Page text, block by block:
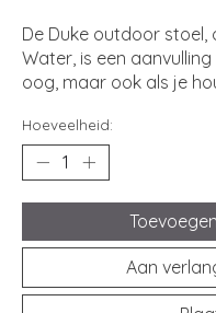
De Duke outdoor
Water, is een
oog, maar ook als je
Hoeveelheid:
Aan